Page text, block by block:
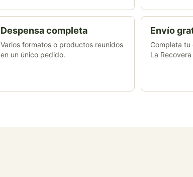
Despensa completa
Varios formatos o productos reunidos
en un único pedido.
Envío
Completa tu
La